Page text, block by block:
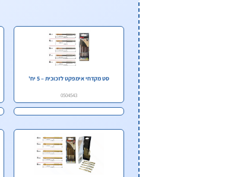
סט מקדחי אימפקט לזכוכית – 5 יח'
0504543